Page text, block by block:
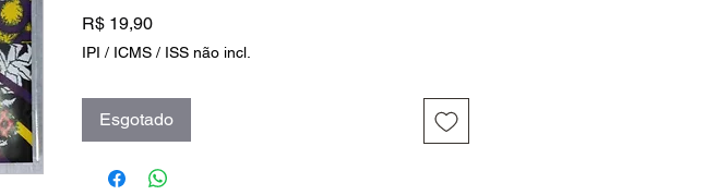
R$ 19,90Preço
IPI / ICMS / ISS não incl.
Esgotado